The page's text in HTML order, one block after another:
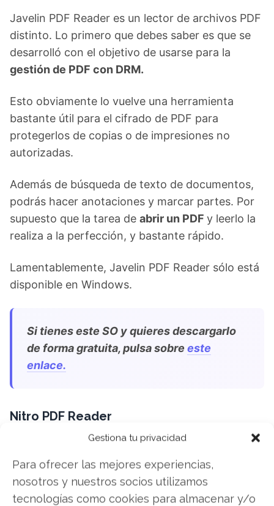
Gestiona tu privacidad
Para ofrecer las mejores experiencias,
nosotros y nuestros socios utilizamos
tecnologías como cookies para almacenar y/o
Javelin PDF Reader es un lector de archivos PDF
distinto. Lo primero que debes saber es que se
desarrolló con el objetivo de usarse para la
gestión de PDF con DRM.
Esto obviamente lo vuelve una herramienta
bastante útil para el cifrado de PDF para
protegerlos de copias o de impresiones no
autorizadas.
Además de búsqueda de texto de documentos,
podrás hacer anotaciones y marcar partes. Por
supuesto que la tarea de abrir un PDF y leerlo la
realiza a la perfección, y bastante rápido.
Lamentablemente, Javelin PDF Reader sólo está
disponible en Windows.
Si tienes este SO y quieres descargarlo
de forma gratuita, pulsa sobre este
enlace.
Nitro PDF Reader
Un viejo conocido en este ramo. Este
gratuito de PDFofrece algunas características
bastante interesantes, sobre todo para aquellos
con computadoras con pantallas táctiles.